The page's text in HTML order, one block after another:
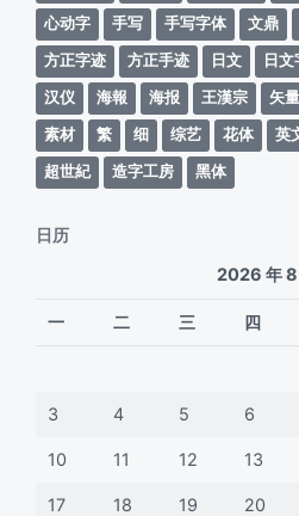
心动字
手写 手写字体 文鼎
方正字迹
方正手迹 日文 日文
汉仪
海報 海报 王漢宗 矢量
素材
繁 细 综艺 花体 英
超世紀
造字工房 黑体
日历
2026 年 8
一 二 三 四
3 4 5 6
10 11 12 13
17 18 19 20